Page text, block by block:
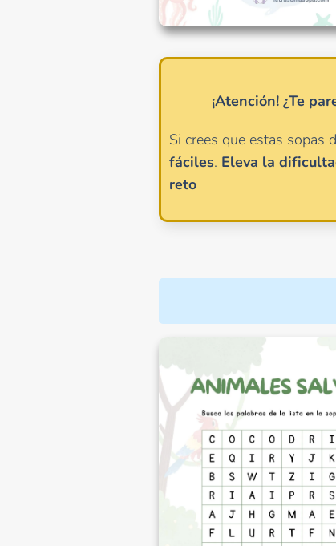
¡Atención! ¿Te
Si crees que estas sopas
fáciles. Eleva la
reto